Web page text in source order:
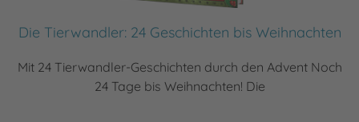
Die Tierwandler: 24 Geschichten bis Weihnachten
Mit 24 Tierwandler-Geschichten durch den Advent Noch
24 Tage bis Weihnachten! Die